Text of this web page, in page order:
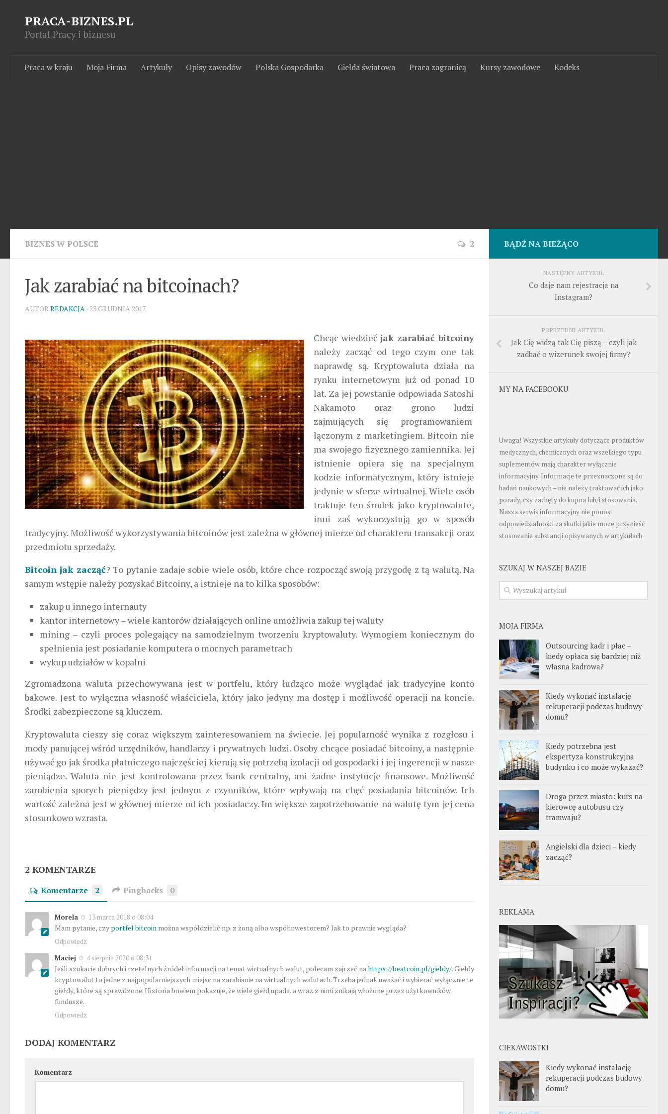
PRACA-BIZNES.PL
Portal Pracy i biznesu
Praca w kraju Moja Firma Artykuły Opisy zawodów Polska Gospodarka Giełda światowa Praca zagranicą Kursy zawodowe Kodeks
BIZNES W POLSCE 2
Jak zarabiać na bitcoinach?
AUTOR REDAKCJA · 23 GRUDNIA 2017
Chcąc wiedzieć jak zarabiać bitcoiny
należy zacząć od tego czym one tak
naprawdę są. Kryptowaluta działa na
rynku internetowym już od ponad 10
lat. Za jej powstanie odpowiada Satoshi
Nakamoto oraz grono ludzi
zajmujących się programowaniem
łączonym z marketingiem. Bitcoin nie
ma swojego fizycznego zamiennika. Jej
istnienie opiera się na specjalnym
kodzie informatycznym, który istnieje
jedynie w sferze wirtualnej. Wiele osób
traktuje ten środek jako kryptowalute,
inni zaś wykorzystują go w sposób
tradycyjny. Możliwość wykorzystywania bitcoinów jest zależna w głównej mierze od charakteru transakcji oraz
przedmiotu sprzedaży.
Bitcoin jak zacząć? To pytanie zadaje sobie wiele osób, które chce rozpocząć swoją przygodę z tą walutą. Na
samym wstępie należy pozyskać Bitcoiny, a istnieje na to kilka sposobów:
zakup u innego internauty
kantor internetowy – wiele kantorów działających online umożliwia zakup tej waluty
mining – czyli proces polegający na samodzielnym tworzeniu kryptowaluty. Wymogiem koniecznym do
spełnienia jest posiadanie komputera o mocnych parametrach
wykup udziałów w kopalni
Zgromadzona waluta przechowywana jest w portfelu, który łudząco może wyglądać jak tradycyjne konto
bakowe. Jest to wyłączna własność właściciela, który jako jedyny ma dostęp i możliwość operacji na koncie.
Środki zabezpieczone są kluczem.
Kryptowaluta cieszy się coraz większym zainteresowaniem na świecie. Jej popularność wynika z rozgłosu i
mody panującej wśród urzędników, handlarzy i prywatnych ludzi. Osoby chcące posiadać bitcoiny, a następnie
używać go jak środka płatniczego najczęściej kierują się potrzebą izolacji od gospodarki i jej ingerencji w nasze
pieniądze. Waluta nie jest kontrolowana przez bank centralny, ani żadne instytucje finansowe. Możliwość
zarobienia sporych pieniędzy jest jednym z czynników, które wpływają na chęć posiadania bitcoinów. Ich
wartość zależna jest w głównej mierze od ich posiadaczy. Im większe zapotrzebowanie na walutę tym jej cena
stosunkowo wzrasta.
2 KOMENTARZE
Komentarze 2 Pingbacks 0
Morela 13 marca 2018 o 08:04
Mam pytanie, czy portfel bitcoin można współdzielić np. z żoną albo współinwestorem? Jak to prawnie wygląda?
Odpowiedz
Maciej
4 sierpnia 2020 o 08:31
Jeśli szukacie dobrych i rzetelnych źródeł informacji na temat wirtualnych walut, polecam zajrzeć nahttps://beatcoin.pl/gieldy/. Giełdy
kryptowalut to jedne z najpopularniejszych miejsc na zarabianie na wirtualnych walutach. Trzeba jednak uważać i wybierać wyłącznie te
giełdy, które są sprawdzone. Historia bowiem pokazuje, że wiele giełd upada, a wraz z nimi znikają włożone przez użytkowników
fundusze.
Odpowiedz
DODAJ KOMENTARZ
Komentarz
BĄDŹ NA BIEŻĄCO
NASTĘPNY ARTYKUŁ
Co daje nam rejestracja na
Instagram?
POPRZEDNI ARTYKUŁ
Jak Cię widzą tak Cię piszą – czyli jak
zadbać o wizerunek swojej firmy?
MY NA FACEBOOKU
Uwaga! Wszystkie artykuły dotyczące produktów
medycznych, chemicznych oraz wszelkiego typu
suplementów mają charakter wyłącznie
informacyjny. Informacje te przeznaczone są do
badań naukowych – nie należy traktować ich jako
porady, czy zachęty do kupna lub/i stosowania.
Nasza serwis informacyjny nie ponosi
odpowiedzialności za skutki jakie może przynieść
stosowanie substancji opisywanych w artykułach
SZUKAJ W NASZEJ BAZIE
MOJA FIRMA
Outsourcing kadr i płac –
kiedy opłaca się bardziej niż
własna kadrowa?
Kiedy wykonać instalację
rekuperacji podczas budowy
domu?
Kiedy potrzebna jest
ekspertyza konstrukcyjna
budynku i co może wykazać?
Droga przez miasto: kurs na
kierowcę autobusu czy
tramwaju?
Angielski dla dzieci – kiedy
zacząć?
REKLAMA
CIEKAWOSTKI
Kiedy wykonać instalację
rekuperacji podczas budowy
domu?